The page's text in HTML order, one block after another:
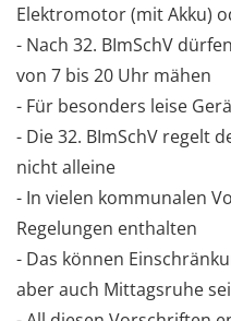
Elektromotor (mit Akku)
- Nach 32. BImSchV
von 7 bis 20 Uhr mähen
- Für besonders leise
- Die 32. BImSchV regelt
nicht alleine
- In vielen kommunalen
Regelungen enthalten
- Das können
aber auch Mittagsruhe